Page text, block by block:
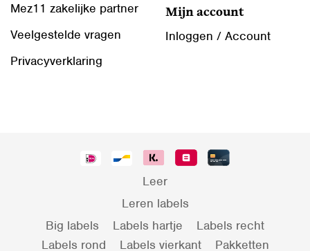
Mez11 zakelijke partner
Veelgestelde vragen
Privacyverklaring
Mijn account
Inloggen / Account
Leer
Leren labels
Big labels
Labels hartje
Labels recht
Labels rond
Labels vierkant
Pakketten